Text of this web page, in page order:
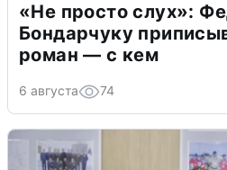
«Не просто слух»:
Бондарчуку
роман — с кем
6 августа 74